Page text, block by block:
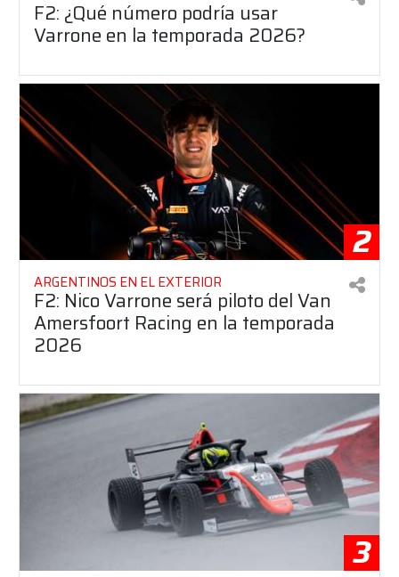
F2: ¿Qué número podría usar
Varrone en la temporada 2026?
2
ARGENTINOS EN EL EXTERIOR
F2: Nico Varrone será piloto del Van
Amersfoort Racing en la temporada
2026
3